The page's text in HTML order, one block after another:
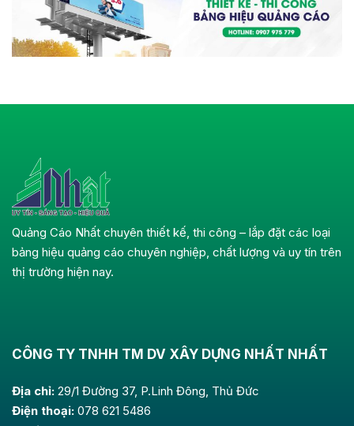
Quảng Cáo Nhất chuyên thiết kế, thi công – lắp đặt các loại
bảng hiệu quảng cáo chuyên nghiệp, chất lượng và uy tín trên
thị trường hiện nay.
CÔNG TY TNHH TM DV XÂY DỰNG NHẤT NHẤT
Địa chỉ: 29/1 Đường 37, P.Linh Đông, Thủ Đức
Điện thoại: 078 621 5486